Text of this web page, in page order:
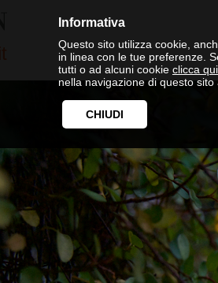
Informativa
Questo sito utilizza cookie,
in linea con le tue preferenze.
tutti o ad alcuni cookie clicca qui
nella navigazione di questo sito
CHIUDI